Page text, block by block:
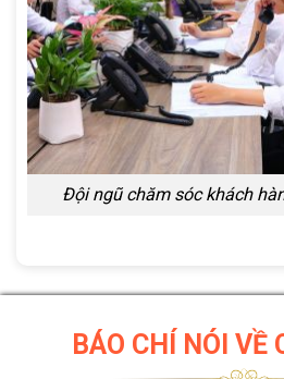
Đội ngũ chăm sóc khách
BÁO CHÍ NÓI VỀ